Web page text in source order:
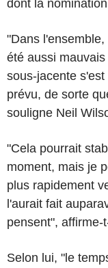
dont la
"Dans
été aussi
sous-jacente
prévu, de sorte
souligne Neil
"Cela pourrait
moment, mais je
plus rapidement
l'aurait fait
pensent", affirme-
Selon lui, "le